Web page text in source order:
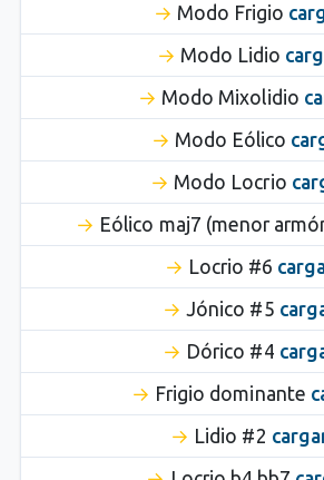
Modo Frigio
Modo Lidio
Modo Mixolidio
Modo Eólico
Modo Locrio
Eólico maj7 (menor
Locrio #6
Jónico #5
Dórico #4
Frigio dominante
Lidio #2